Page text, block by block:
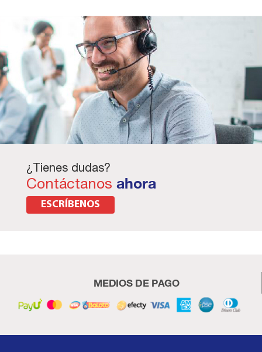
¿Tienes dudas?
Contáctanos ahora
ESCRÍBENOS
MEDIOS DE PAGO